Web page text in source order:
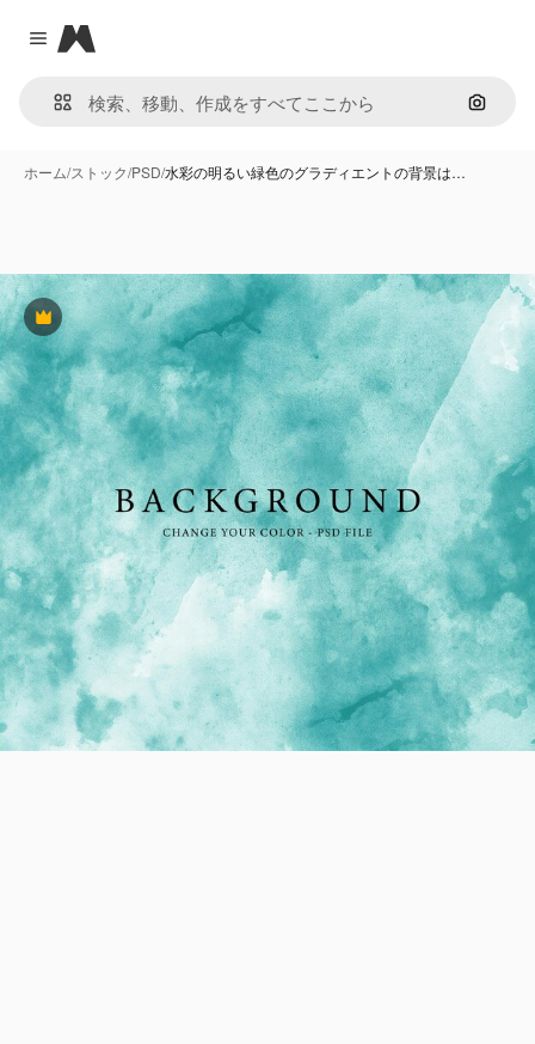
Close menu
Magnific
画像で
ホーム/ストック/PSD/水彩の明るい緑色のグラディエントの背景は…
Premium